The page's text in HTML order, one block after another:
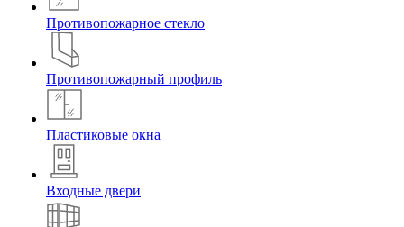
Противопожарное стекло
Противопожарный профиль
Пластиковые окна
Входные двери